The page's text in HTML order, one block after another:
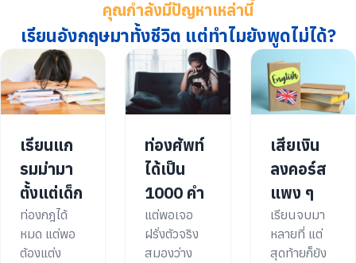
คุณกำลังมีปัญหาเหล่านี้
เรียนอังกฤษมาทั้งชีวิต แต่ทำไมยังพูดไม่ได้?
เรียนแก
รมม่ามา
ตั้งแต่เด็ก
ท่องกฎได้
หมด แต่พอ
ต้องแต่ง
ท่องศัพท์
ได้เป็น
1000 คำ
แต่พอเจอ
ฝรั่งตัวจริง
สมองว่าง
เสียเงิน
ลงคอร์ส
แพง ๆ
เรียนจบมา
หลายที่ แต่
สุดท้ายก็ยัง